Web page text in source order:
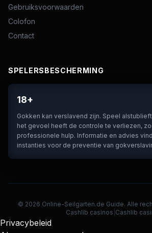
Gebruiksvoorwaarden
Colofon
Contact
SPELERSBESCHERMING
18+
Gokken kan verslavend zijn. Speel
het gevoel heeft de controle te verliezen,
professionele hulp. Informatie en advies
instanties voor de preventie van
© 2026 Online-Seilgarten.de Guide. Alle
Cashlib casinos Cashlib
Privacybeleid